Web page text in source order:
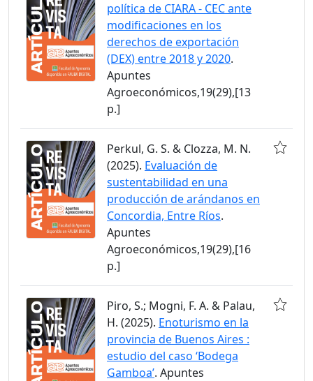
política de CIARA - CEC ante
modificaciones en los
derechos de exportación
(DEX) entre 2018 y 2020.
Apuntes
Agroeconómicos,19(29),[13
p.]
Perkul, G. S. & Clozza, M. N.
(2025). Evaluación de
sustentabilidad en una
producción de arándanos en
Concordia, Entre Ríos.
Apuntes
Agroeconómicos,19(29),[16
p.]
Piro, S.; Mogni, F. A. & Palau,
H. (2025). Enoturismo en la
provincia de Buenos Aires :
estudio del caso ‘Bodega
Gamboa’. Apuntes